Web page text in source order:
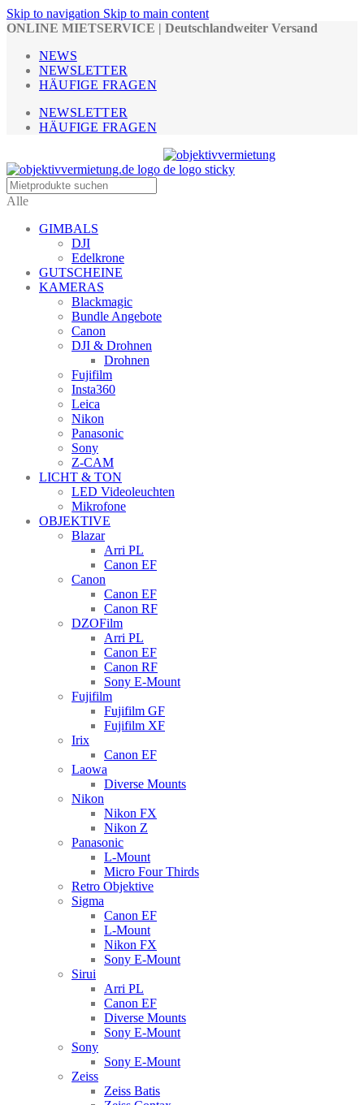
Skip to navigation Skip to main content
ONLINE MIETSERVICE | Deutschlandweiter Versand
NEWS
NEWSLETTER
HÄUFIGE FRAGEN
NEWSLETTER
HÄUFIGE FRAGEN
Alle
GIMBALS
DJI
Edelkrone
GUTSCHEINE
KAMERAS
Blackmagic
Bundle Angebote
Canon
DJI & Drohnen
Drohnen
Fujifilm
Insta360
Leica
Nikon
Panasonic
Sony
Z-CAM
LICHT & TON
LED Videoleuchten
Mikrofone
OBJEKTIVE
Blazar
Arri PL
Canon EF
Canon
Canon EF
Canon RF
DZOFilm
Arri PL
Canon EF
Canon RF
Sony E-Mount
Fujifilm
Fujifilm GF
Fujifilm XF
Irix
Canon EF
Laowa
Diverse Mounts
Nikon
Nikon FX
Nikon Z
Panasonic
L-Mount
Micro Four Thirds
Retro Objektive
Sigma
Canon EF
L-Mount
Nikon FX
Sony E-Mount
Sirui
Arri PL
Canon EF
Diverse Mounts
Sony E-Mount
Sony
Sony E-Mount
Zeiss
Zeiss Batis